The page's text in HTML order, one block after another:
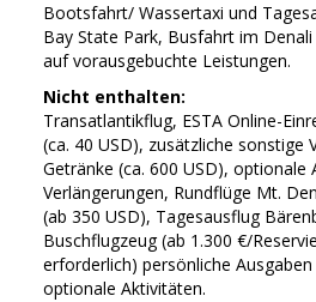
Bootsfahrt/ Wassertaxi und
Bay State Park, Busfahrt im
auf vorausgebuchte Leistungen.
Nicht enthalten:
Transatlantikflug, ESTA Online-
(ca. 40 USD), zusätzliche sonstige
Getränke (ca. 600 USD), optionale
Verlängerungen, Rundflüge Mt.
(ab 350 USD), Tagesausflug
Buschflugzeug (ab 1.300 €/
erforderlich) persönliche
optionale Aktivitäten.